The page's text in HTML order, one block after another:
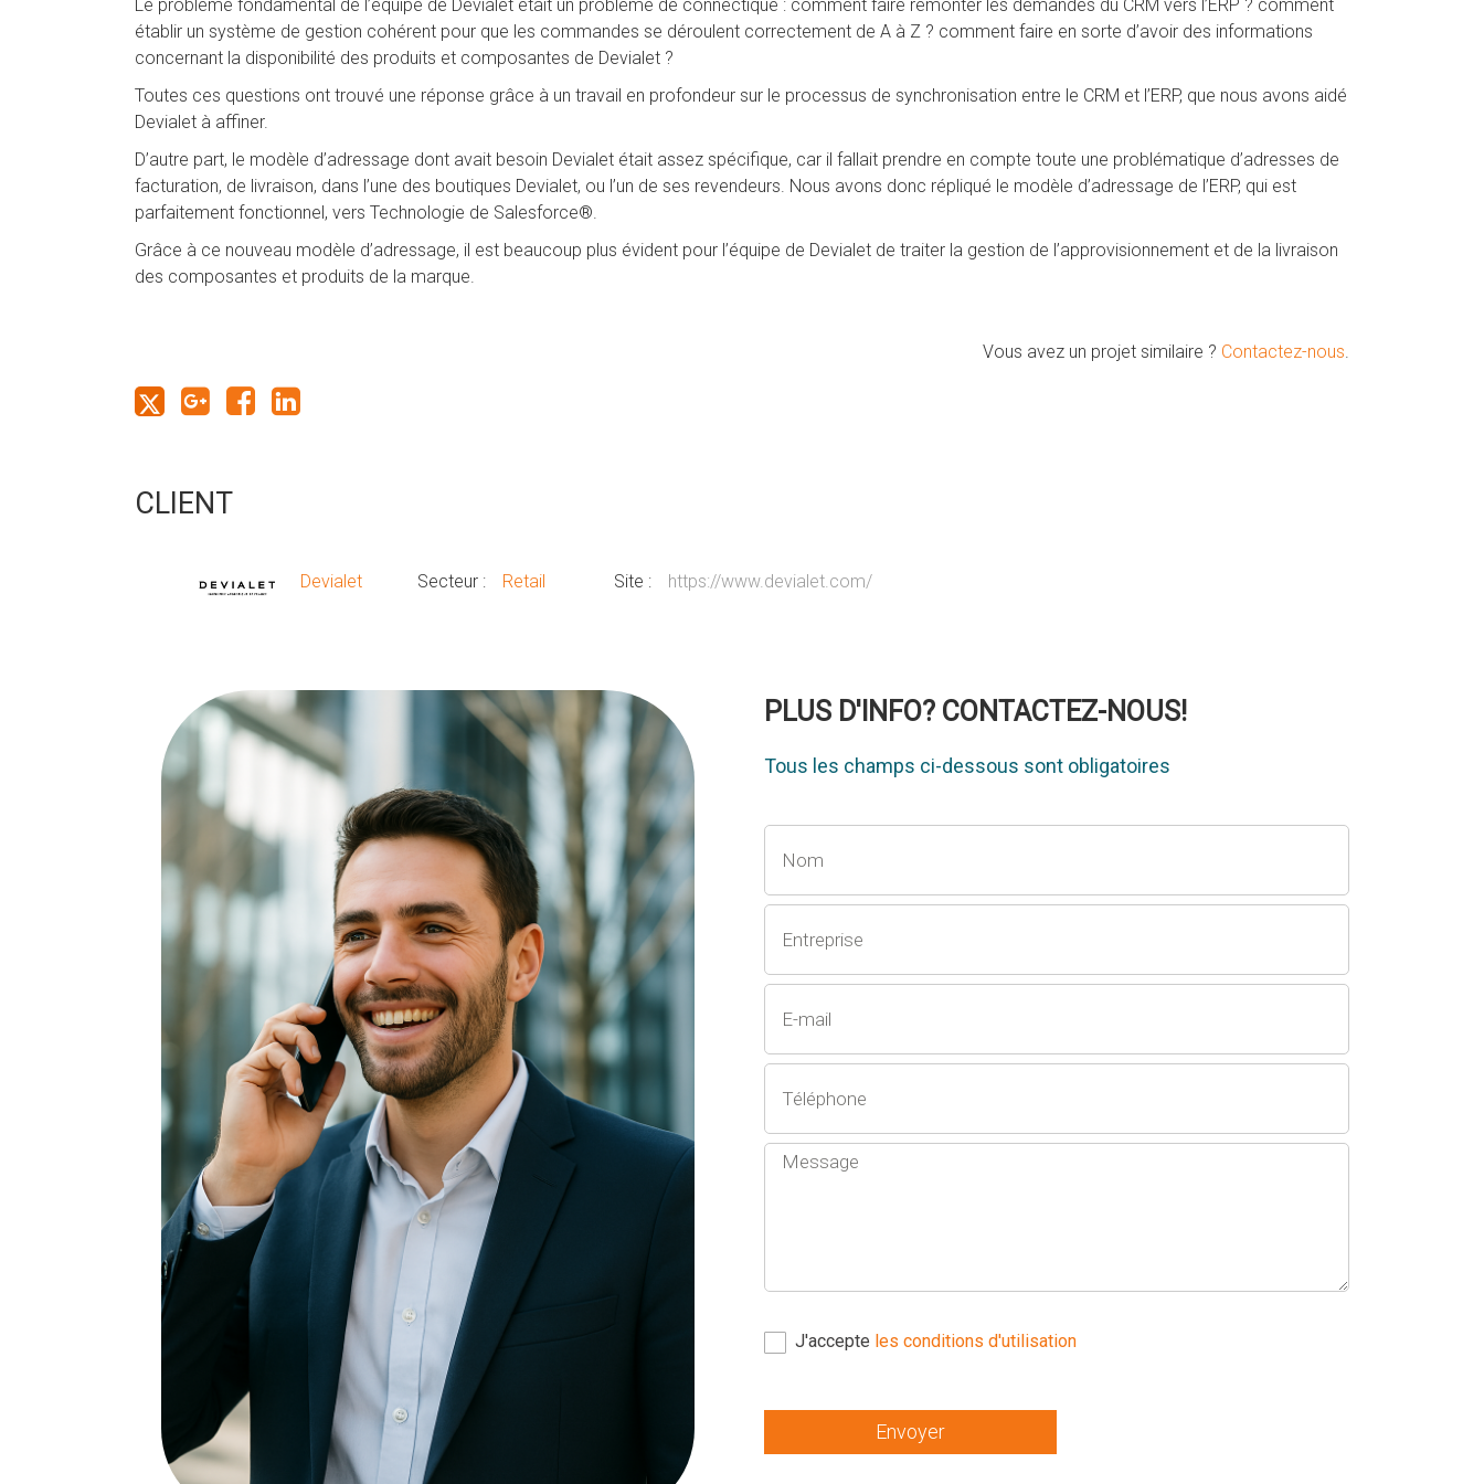
Le problème fondamental de l’équipe de Devialet était un problème de connectique : comment faire remonter les demandes du CRM vers l’ERP ? comment
établir un système de gestion cohérent pour que les commandes se déroulent correctement de A à Z ? comment faire en sorte d’avoir des informations
concernant la disponibilité des produits et composantes de Devialet ?
Toutes ces questions ont trouvé une réponse grâce à un travail en profondeur sur le processus de synchronisation entre le CRM et l’ERP, que nous avons aidé
Devialet à affiner.
D’autre part, le modèle d’adressage dont avait besoin Devialet était assez spécifique, car il fallait prendre en compte toute une problématique d’adresses de
facturation, de livraison, dans l’une des boutiques Devialet, ou l’un de ses revendeurs. Nous avons donc répliqué le modèle d’adressage de l’ERP, qui est
parfaitement fonctionnel, vers Technologie de Salesforce®.
Grâce à ce nouveau modèle d’adressage, il est beaucoup plus évident pour l’équipe de Devialet de traiter la gestion de l’approvisionnement et de la livraison
des composantes et produits de la marque.
Vous avez un projet similaire ? Contactez-nous.
CLIENT
Devialet Secteur : Retail Site : https://www.devialet.com/
PLUS D'INFO? CONTACTEZ-NOUS!
Tous les champs ci-dessous sont obligatoires
J'accepte les conditions d'utilisation
Envoyer